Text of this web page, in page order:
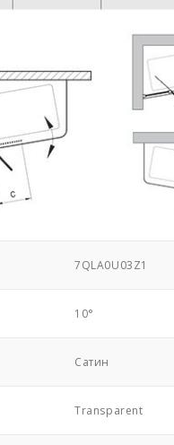
7QLA0U03Z1
10°
Сатин
Transparent